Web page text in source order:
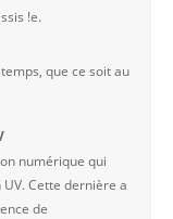
!e.
que ce soit au
numérique qui
Cette dernière a
de